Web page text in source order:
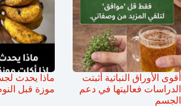
أقوى الأوراق النباتية أثبتت
الدراسات فعاليتها في دعم
الجسم
ماذا يحدث
موزة قبل